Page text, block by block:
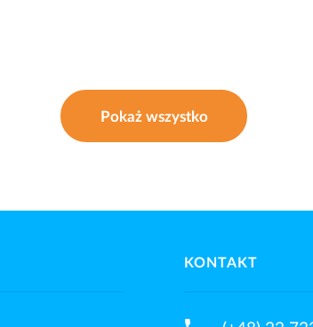
Pokaż wszystko
KONTAKT